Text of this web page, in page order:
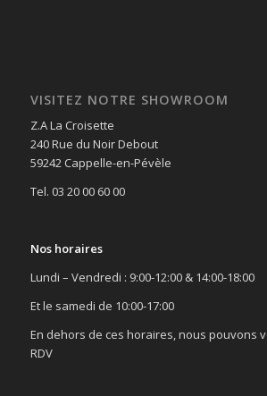
VISITEZ NOTRE SHOWROOM
Z.A La Croisette
240 Rue du Noir Debout
59242 Cappelle-en-Pévèle
Tel. 03 20 00 60 00
Nos horaires
Lundi – Vendredi : 9:00-12:00 & 14:00-18:00
Et le samedi de 10:00-17:00
En dehors de ces horaires, nous pouvons
RDV